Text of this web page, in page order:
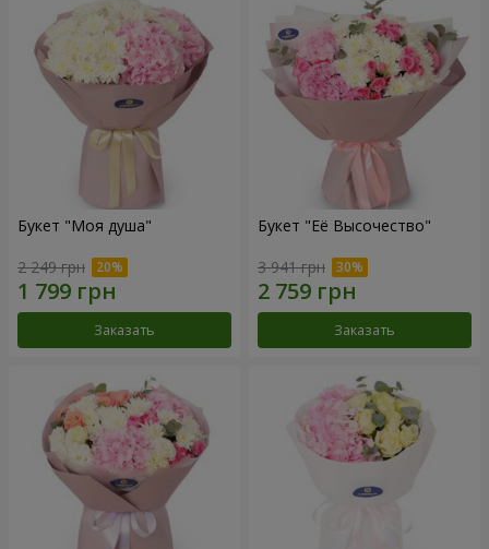
Букет "Моя душа"
2 249 грн
Заказать
Букет "Её Высочество"
3 941 грн
Заказать